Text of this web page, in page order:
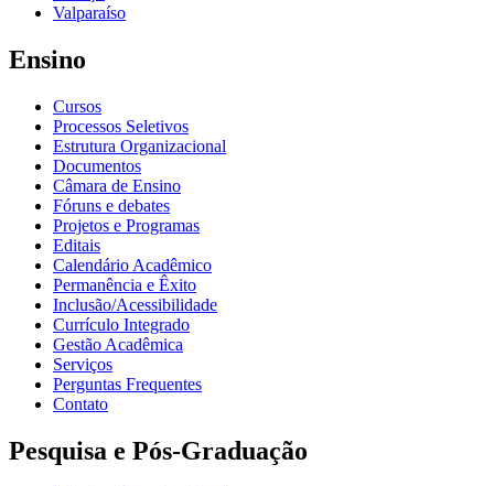
Valparaíso
Ensino
Cursos
Processos Seletivos
Estrutura Organizacional
Documentos
Câmara de Ensino
Fóruns e debates
Projetos e Programas
Editais
Calendário Acadêmico
Permanência e Êxito
Inclusão/Acessibilidade
Currículo Integrado
Gestão Acadêmica
Serviços
Perguntas Frequentes
Contato
Pesquisa e Pós-Graduação